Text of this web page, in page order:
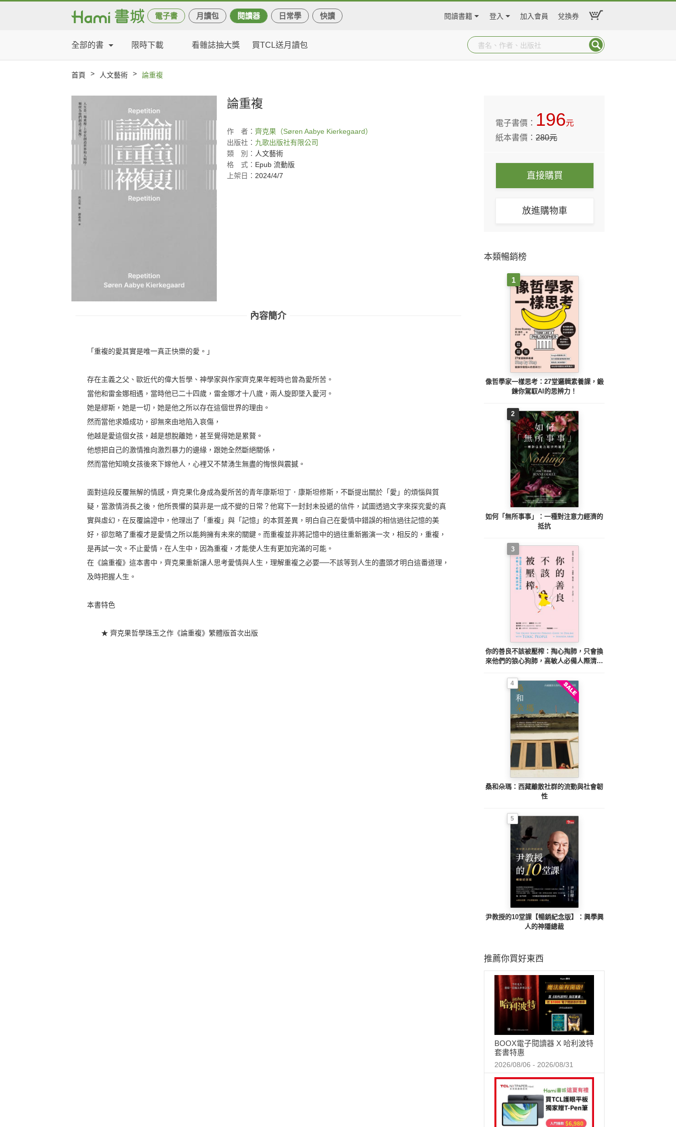
電子書 月讀包 閱讀器 日常學 快讀 閱讀書籍 登入 加入會員 兌換券
全部的書 限時下載 看雜誌抽大獎 買TCL送月讀包
首頁 > 人文藝術 > 論重複
論重複
作 者： 齊克果（Søren Aabye Kierkegaard）
出版社： 九歌出版社有限公司
類
別： 人文藝術
格
式： Epub 流動版
上架日： 2024/4/7
內容簡介
「重複的愛其實是唯一真正快樂的愛。」
存在主義之父、歐近代的偉大哲學、神學家與作家齊克果年輕時也曾為愛所苦。
當他和雷金娜相遇，當時他已二十四歲，雷金娜才十八歲，兩人旋即墜入愛河。
她是繆斯，她是一切，她是他之所以存在這個世界的理由。
然而當他求婚成功，卻無來由地陷入哀傷，
他越是愛這個女孩，越是想脫離她，甚至覺得她是累贅。
他想把自己的激情推向激烈暴力的邊緣，跟她全然斷絕關係，
然而當他知曉女孩後來下嫁他人，心裡又不禁湧生無盡的悔恨與震撼。
面對這段反覆無解的情感，齊克果化身成為愛所苦的青年康斯坦丁．康斯坦修斯，不斷提出關於「愛」的煩惱與質
疑，當激情消長之後，他所畏懼的莫非是一成不變的日常？他寫下一封封未投遞的信件，試圖透過文字來探究愛的真
實與虛幻，在反覆論證中，他理出了「重複」與「記憶」的本質差異，明白自己在愛情中錯誤的相信過往記憶的美
好，卻忽略了重複才是愛情之所以能夠擁有未來的關鍵。而重複並非將記憶中的過往重新搬演一次，相反的，重複，
是再試一次。不止愛情，在人生中，因為重複，才能使人生有更加完滿的可能。
在《論重複》這本書中，齊克果重新讓人思考愛情與人生，理解重複之必要──不該等到人生的盡頭才明白這番道理，
及時把握人生。
本書特色
★ 齊克果哲學珠玉之作《論重複》繁體版首次出版
電子書價： 196元
紙本書價：280元
直接購買
放進購物車
本類暢銷榜
1
像哲學家一樣思考：27堂邏輯素養課，鍛
鍊你駕馭AI的思辨力！
2
如何「無所事事」：一種對注意力經濟的
抵抗
3
你的善良不該被壓榨：掏心掏肺，只會換
來他們的狼心狗肺，高敏人必備人際清理
4
桑和朵瑪：西藏離散社群的流動與社會韌
性
5
尹教授的10堂課【暢銷紀念版】：興學興
人的神隱總裁
推薦你買好東西
BOOX電子閱讀器 X 哈利波特
套書特惠
2026/08/06 - 2026/08/31